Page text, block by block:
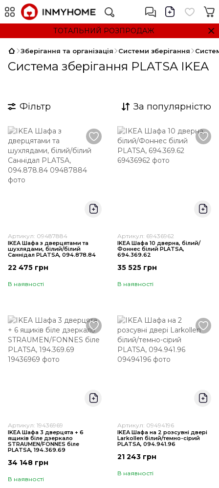
ТОТАЛЬНИЙ РОЗПРОДАЖ
Зберігання та організація Системи зберігання
Система зберігання PLATSA IKEA
Фільтр За популярністю
Артикул: 09487884
IKEA Шафа з дверцятами та
шухлядами, білий/білий
Саннідал PLATSA, 094.878.84
22 475 грн
В наявності
Артикул: 69436962
IKEA Шафа 10 дверна, білий/
Фоннес білий PLATSA,
694.369.62
35 525 грн
В наявності
Артикул: 19436969
IKEA Шафа 3 дверцята + 6
ящиків біле дзеркало
STRAUMEN/FONNES біле
PLATSA, 194.369.69
34 148 грн
В наявності
Артикул: 09494196
IKEA Шафа на 2 розсувні двері
Larkollen білий/темно-сірий
PLATSA, 094.941.96
21 243 грн
В наявності